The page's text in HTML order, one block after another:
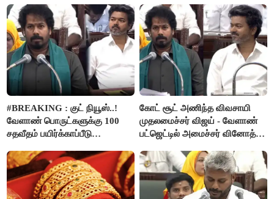
#BREAKING : குட் நியூஸ்..!
வேளாண் பொருட்களுக்கு 100
சதவீதம் பயிர்க்காப்பீடு
வினோத்..!
கோட் சூட் அணிந்த விவசாயி
முதலமைச்சர் விஜய் - வேளாண்
பட்ஜெட்டில் அமைச்சர் வினோத்